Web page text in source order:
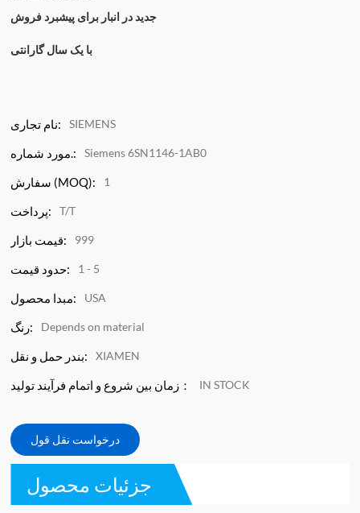
جدید در انبار برای پیشبرد فروش
با یک سال گارانتی
نام تجاری: SIEMENS
مورد شماره.: Siemens 6SN1146-1AB0
سفارش (MOQ): 1
پرداخت: T/T
قیمت بازار: 999
حدود قیمت: 1 - 5
مبدا محصول: USA
رنگ: Depends on material
بندر حمل و نقل: XIAMEN
زمان بین شروع و اتمام فرآیند تولید： IN STOCK
درخواست نقل قول
جزئیات محصول